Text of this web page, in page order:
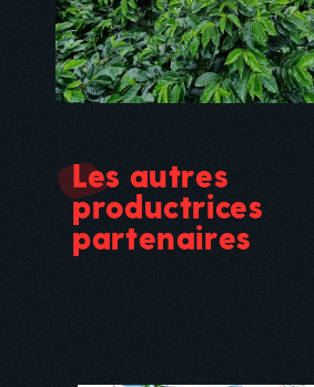
Les autres
productrices
partenaires